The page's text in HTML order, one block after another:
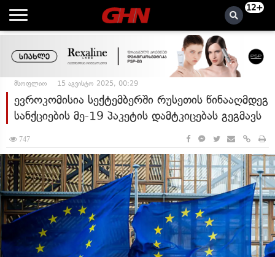
12+
მსოფლიო 15 აგვისტო 2025, 00:29
ევროკომისია სექტემბერში რუსეთის წინააღმდეგ
სანქციების მე-19 პაკეტის დამტკიცებას გეგმავს
747